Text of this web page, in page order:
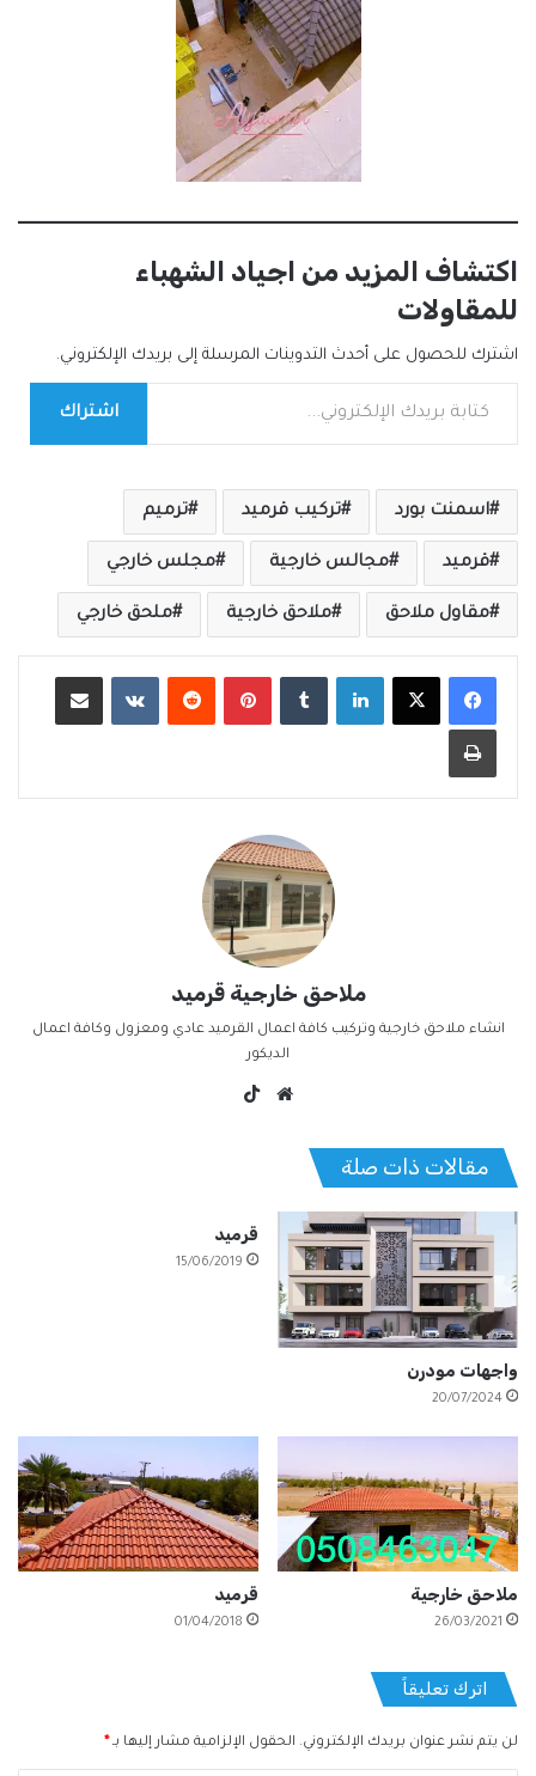
اكتشاف المزيد من اجياد الشهباء
للمقاولات
اشترك للحصول على أحدث التدوينات المرسلة إلى بريدك الإلكتروني.
كتابة بريدك الإلكتروني...
اشتراك
اسمنت بورد تركيب قرميد ترميم
قرميد مجالس خارجية مجلس خارجي
مقاول ملاحق ملاحق خارجية ملحق خارجي
لينكدإن بينتيريست
ملاحق خارجية قرميد
انشاء ملاحق خارجية وتركيب كافة اعمال القرميد عادي ومعزول وكافة اعمال
الديكور
موق
مقالات ذات صلة
واجهات مودرن
20/07/2024
قرميد
15/06/2019
ملاحق خارجية
26/03/2021
قرميد
01/04/2018
اترك تعليقاً
لن يتم نشر عنوان بريدك الإلكتروني. الحقول الإلزامية مشار إليها بـ*